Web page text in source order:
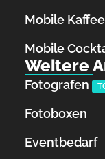
Mobile
Mobile
Weitere
Fotografen
Fotoboxen
Eventbedarf